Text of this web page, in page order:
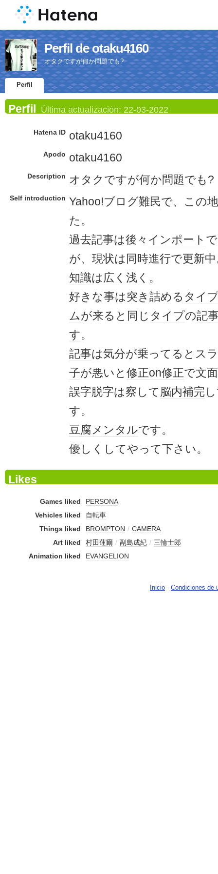
Perfil de otaku4160
オタクですが何か問題でも?
Perfil
Perfil Última actualización: 22-03-2022
Hatena ID otaku4160
Apodo otaku4160
Description オタク ですが何か問題でも?
Self introduction Yahoo!ブログ難民で、この
た。
過去記事は後々 インポート
が、現状は同時進行で更新
知識は広く浅く。
好きな事は突き詰める タイ
ムが来ると同じ タイプの記
す。
記事は気分が乗ってるとス
子が悪いと 修正on修正で文
誤字脱字は察して 脳内補完
す。
豆腐メンタルです。
優しくしてやって下さい。
Likes
Games liked
PERSONA
Vehicles liked
自転車
Things liked
BROMPTON / CAMERA
Art liked
村田蓮爾 / 副島成紀 / 三輪士郎
Animation liked
EVANGELION
Inicio - Condiciones de